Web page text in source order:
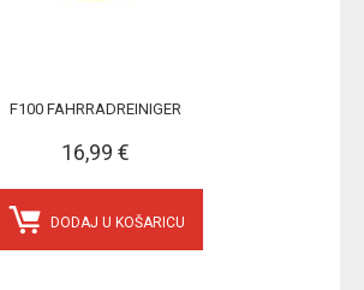
F100 FAHRRADREINIGER
16,99 €
DODAJ U KOŠARICU